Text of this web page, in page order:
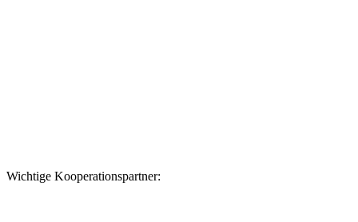
Wichtige Kooperationspartner: